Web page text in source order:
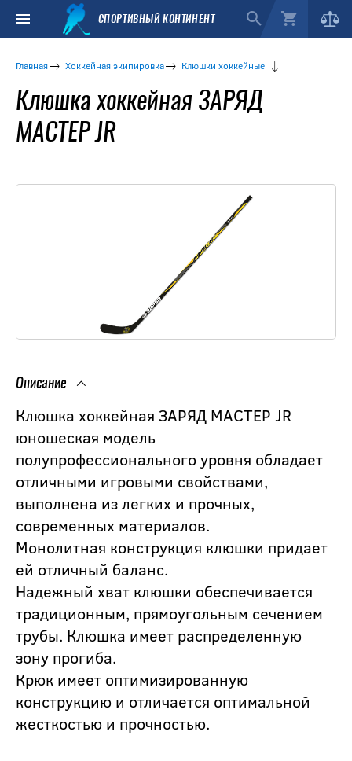
СПОРТИВНЫЙ КОНТИНЕНТ
Главная Хоккейная экипировка Клюшки хоккейные
Клюшка хоккейная ЗАРЯД
МАСТЕР JR
Описание
Клюшка хоккейная ЗАРЯД МАСТЕР JR
юношеская модель
полупрофессионального уровня обладает
отличными игровыми свойствами,
выполнена из легких и прочных,
современных материалов.
Монолитная конструкция клюшки придает
ей отличный баланс.
Надежный хват клюшки обеспечивается
традиционным, прямоугольным сечением
трубы. Клюшка имеет распределенную
зону прогиба.
Крюк имеет оптимизированную
конструкцию и отличается оптимальной
жесткостью и прочностью.